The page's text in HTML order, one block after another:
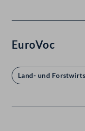
EuroVoc
Land- und